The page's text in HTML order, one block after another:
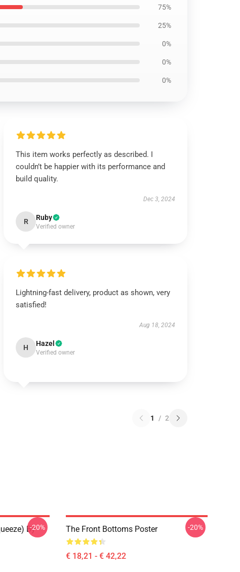
75%
25%
0%
0%
0%
This item works perfectly as described. I
couldn’t be happier with its performance and
build quality.
Dec 3, 2024
R Ruby
Verified owner
Lightning-fast delivery, product as shown, very
satisfied!
Aug 18, 2024
H Hazel
Verified owner
1 / 2
By
-20% The Front Bottoms Poster
€ 18,21 - € 42,22
-20%